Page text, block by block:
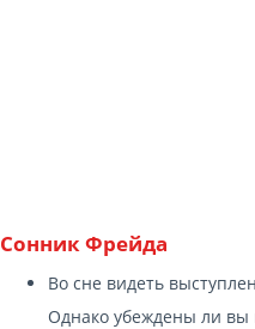
Сонник Фрейда
Во сне видеть
Однако убеждены ли вы